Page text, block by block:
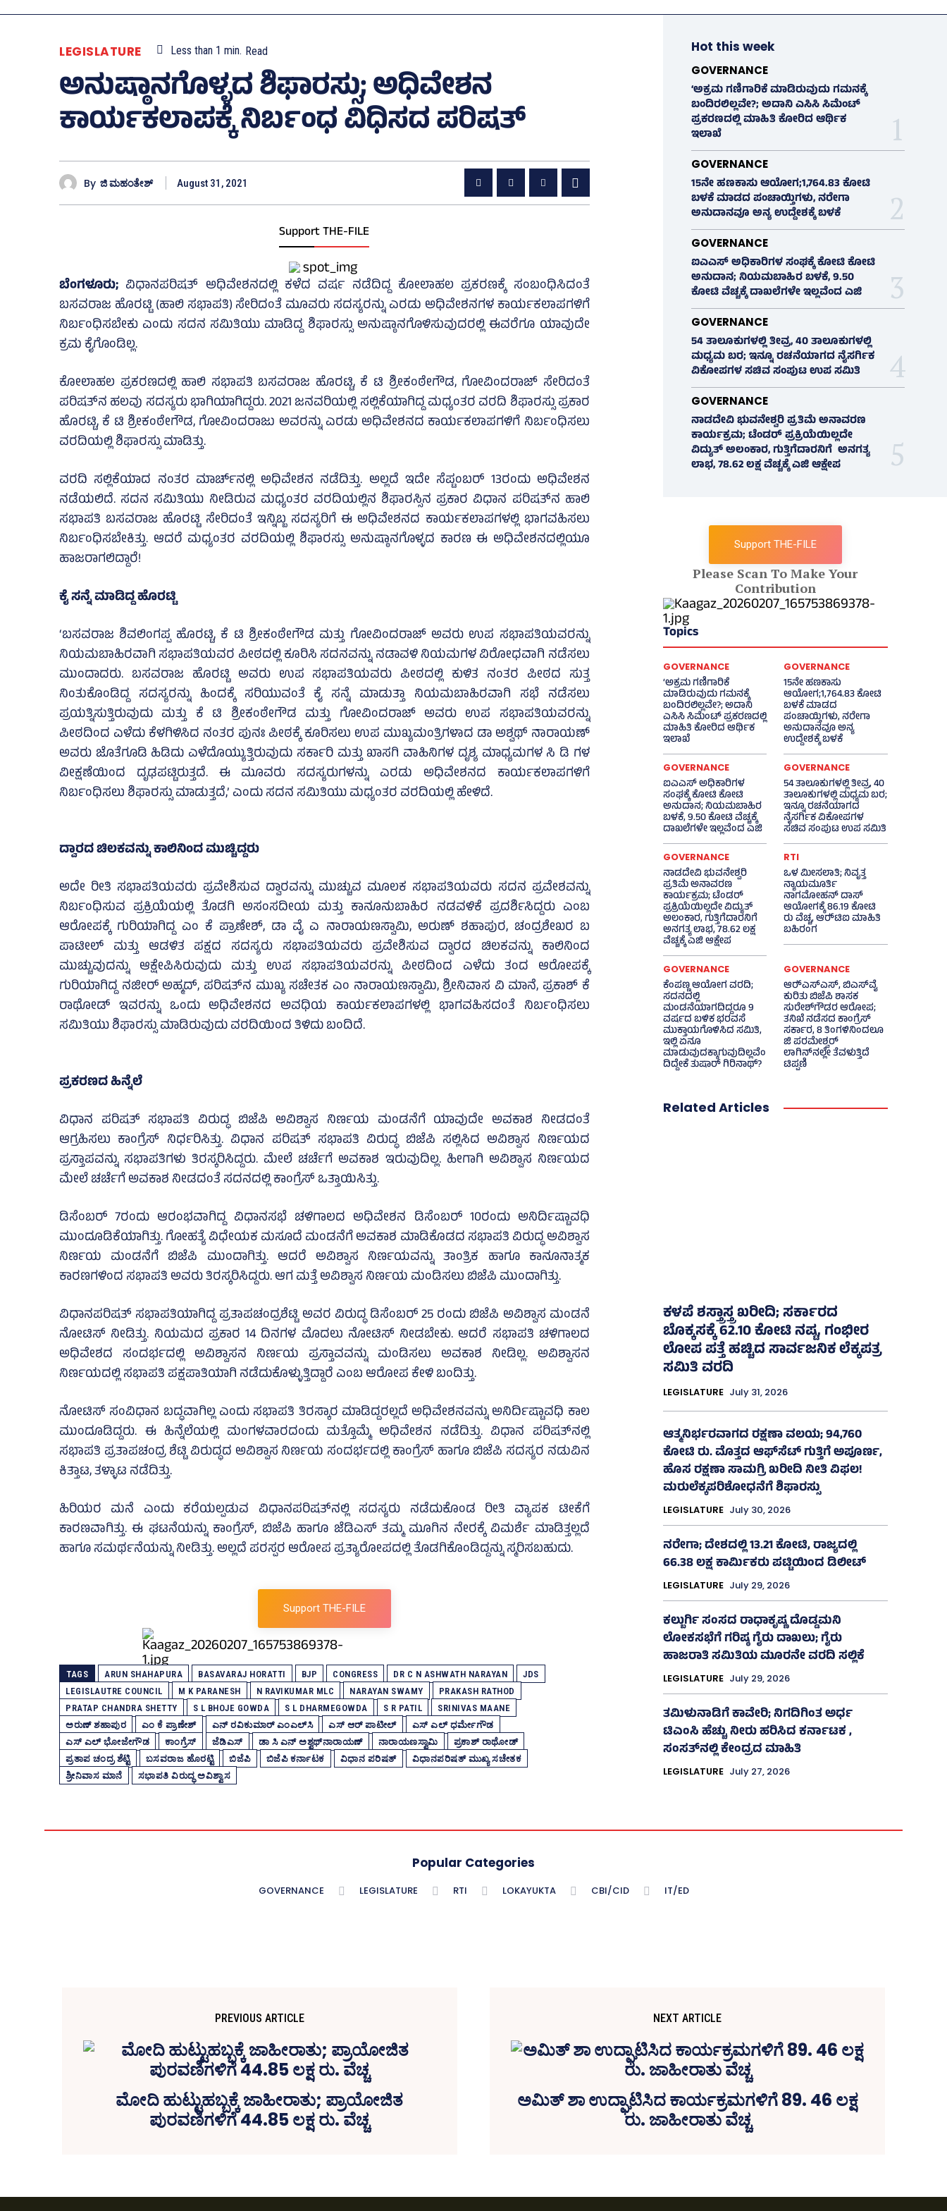
LEGISLATURE Less than 1 min. Read
ಅನುಷ್ಠಾನಗೊಳ್ಳದ ಶಿಫಾರಸ್ಸು; ಅಧಿವೇಶನ
ಕಾರ್ಯಕಲಾಪಕ್ಕೆ ನಿರ್ಬಂಧ ವಿಧಿಸದ ಪರಿಷತ್‌
By ಜಿ ಮಹಂತೇಶ್ August 31, 2021
Support THE-FILE
ಬೆಂಗಳೂರು; ವಿಧಾನಪರಿಷತ್‌ ಅಧಿವೇಶನದಲ್ಲಿ ಕಳೆದ ವರ್ಷ ನಡೆದಿದ್ದ ಕೋಲಾಹಲ ಪ್ರಕರಣಕ್ಕೆ ಸಂಬಂಧಿಸಿದಂತೆ
ಬಸವರಾಜ ಹೊರಟ್ಟಿ (ಹಾಲಿ ಸಭಾಪತಿ) ಸೇರಿದಂತೆ ಮೂವರು ಸದಸ್ಯರನ್ನು ಎರಡು ಅಧಿವೇಶನಗಳ ಕಾರ್ಯಕಲಾಪಗಳಿಗೆ
ನಿರ್ಬಂಧಿಸಬೇಕು ಎಂದು ಸದನ ಸಮಿತಿಯು ಮಾಡಿದ್ದ ಶಿಫಾರಸ್ಸು ಅನುಷ್ಠಾನಗೊಳಿಸುವುದರಲ್ಲಿ ಈವರೆಗೂ ಯಾವುದೇ
ಕ್ರಮ ಕೈಗೊಂಡಿಲ್ಲ.
ಕೋಲಾಹಲ ಪ್ರಕರಣದಲ್ಲಿ ಹಾಲಿ ಸಭಾಪತಿ ಬಸವರಾಜ ಹೊರಟ್ಟಿ, ಕೆ ಟಿ ಶ್ರೀಕಂಠೇಗೌಡ, ಗೋವಿಂದರಾಜ್‌ ಸೇರಿದಂತೆ
ಪರಿಷತ್‌ನ ಹಲವು ಸದಸ್ಯರು ಭಾಗಿಯಾಗಿದ್ದರು. 2021 ಜನವರಿಯಲ್ಲಿ ಸಲ್ಲಿಕೆಯಾಗಿದ್ದ ಮಧ್ಯಂತರ ವರದಿ ಶಿಫಾರಸ್ಸು ಪ್ರಕಾರ
ಹೊರಟ್ಟಿ, ಕೆ ಟಿ ಶ್ರೀಕಂಠೇಗೌಡ, ಗೋವಿಂದರಾಜು ಅವರನ್ನು ಎರಡು ಅಧಿವೇಶನದ ಕಾರ್ಯಕಲಾಪಗಳಿಗೆ ನಿರ್ಬಂಧಿಸಲು
ವರದಿಯಲ್ಲಿ ಶಿಫಾರಸ್ಸು ಮಾಡಿತ್ತು.
ವರದಿ ಸಲ್ಲಿಕೆಯಾದ ನಂತರ ಮಾರ್ಚ್‌ನಲ್ಲಿ ಅಧಿವೇಶನ ನಡೆದಿತ್ತು. ಅಲ್ಲದೆ ಇದೇ ಸೆಪ್ಟಂಬರ್‌ 13ರಂದು ಅಧಿವೇಶನ
ನಡೆಯಲಿದೆ. ಸದನ ಸಮಿತಿಯು ನೀಡಿರುವ ಮಧ್ಯಂತರ ವರದಿಯಲ್ಲಿನ ಶಿಫಾರಸ್ಸಿನ ಪ್ರಕಾರ ವಿಧಾನ ಪರಿಷತ್‌ನ ಹಾಲಿ
ಸಭಾಪತಿ ಬಸವರಾಜ ಹೊರಟ್ಟಿ ಸೇರಿದಂತೆ ಇನ್ನಿಬ್ಬ ಸದಸ್ಯರಿಗೆ ಈ ಅಧಿವೇಶನದ ಕಾರ್ಯಕಲಾಪಗಳಲ್ಲಿ ಭಾಗವಹಿಸಲು
ನಿರ್ಬಂಧಿಸಬೇಕಿತ್ತು. ಆದರೆ ಮಧ್ಯಂತರ ವರದಿಯಲ್ಲಿ ಶಿಫಾರಸ್ಸು ಅನುಷ್ಠಾನಗೊಳ್ಳದ ಕಾರಣ ಈ ಅಧಿವೇಶನದಲ್ಲಿಯೂ
ಹಾಜರಾಗಲಿದ್ದಾರೆ!
ಕೈ ಸನ್ನೆ ಮಾಡಿದ್ದ ಹೊರಟ್ಟಿ
‘ಬಸವರಾಜ ಶಿವಲಿಂಗಪ್ಪ ಹೊರಟ್ಟಿ, ಕೆ ಟಿ ಶ್ರೀಕಂಠೇಗೌಡ ಮತ್ತು ಗೋವಿಂದರಾಜ್ ಅವರು ಉಪ ಸಭಾಪತಿಯವರನ್ನು
ನಿಯಮಬಾಹಿರವಾಗಿ ಸಭಾಪತಿಯವರ ಪೀಠದಲ್ಲಿ ಕೂರಿಸಿ ಸದನವನ್ನು ನಡಾವಳಿ ನಿಯಮಗಳ ವಿರೋಧವಾಗಿ ನಡೆಸಲು
ಮುಂದಾದರು. ಬಸವರಾಜ ಹೊರಟ್ಟಿ ಅವರು ಉಪ ಸಭಾಪತಿಯವರು ಪೀಠದಲ್ಲಿ ಕುಳಿತ ನಂತರ ಪೀಠದ ಸುತ್ತ
ನಿಂತುಕೊಂಡಿದ್ದ ಸದಸ್ಯರನ್ನು ಹಿಂದಕ್ಕೆ ಸರಿಯುವಂತೆ ಕೈ ಸನ್ನೆ ಮಾಡುತ್ತಾ ನಿಯಮಬಾಹಿರವಾಗಿ ಸಭೆ ನಡೆಸಲು
ಪ್ರಯತ್ನಿಸುತ್ತಿರುವುದು ಮತ್ತು ಕೆ ಟಿ ಶ್ರೀಕಂಠೇಗೌಡ ಮತ್ತು ಗೋವಿಂದರಾಜ್‌ ಅವರು ಉಪ ಸಭಾಪತಿಯವರನ್ನು
ಪೀಠದಿಂದ ಎಳೆದು ಕೆಳಗಿಳಿಸಿದ ನಂತರ ಪುನಃ ಪೀಠಕ್ಕೆ ಕೂರಿಸಲು ಉಪ ಮುಖ್ಯಮಂತ್ರಿಗಳಾದ ಡಾ ಅಶ್ವಥ್‌ ನಾರಾಯಣ್‌
ಅವರು ಜೊತೆಗೂಡಿ ಹಿಡಿದು ಎಳೆದೊಯ್ಯುತ್ತಿರುವುದು ಸರ್ಕಾರಿ ಮತ್ತು ಖಾಸಗಿ ವಾಹಿನಿಗಳ ದೃಶ್ಯ ಮಾಧ್ಯಮಗಳ ಸಿ ಡಿ ಗಳ
ವೀಕ್ಷಣೆಯಿಂದ ದೃಢಪಟ್ಟಿರುತ್ತದೆ. ಈ ಮೂವರು ಸದಸ್ಯರುಗಳನ್ನು ಎರಡು ಅಧಿವೇಶನದ ಕಾರ್ಯಕಲಾಪಗಳಿಗೆ
ನಿರ್ಬಂಧಿಸಲು ಶಿಫಾರಸ್ಸು ಮಾಡುತ್ತದೆ,’ ಎಂದು ಸದನ ಸಮಿತಿಯು ಮಧ್ಯಂತರ ವರದಿಯಲ್ಲಿ ಹೇಳಿದೆ.
ದ್ವಾರದ ಚಿಲಕವನ್ನು ಕಾಲಿನಿಂದ ಮುಚ್ಚಿದ್ದರು
ಅದೇ ರೀತಿ ಸಭಾಪತಿಯವರು ಪ್ರವೇಶಿಸುವ ದ್ವಾರವನ್ನು ಮುಚ್ಚುವ ಮೂಲಕ ಸಭಾಪತಿಯವರು ಸದನ ಪ್ರವೇಶವನ್ನು
ನಿರ್ಬಂಧಿಸುವ ಪ್ರಕ್ರಿಯೆಯಲ್ಲಿ ತೊಡಗಿ ಅಸಂಸದೀಯ ಮತ್ತು ಕಾನೂನುಬಾಹಿರ ನಡವಳಿಕೆ ಪ್ರದರ್ಶಿಸಿದ್ದರು ಎಂಬ
ಆರೋಪಕ್ಕೆ ಗುರಿಯಾಗಿದ್ದ ಎಂ ಕೆ ಪ್ರಾಣೇಶ್‌, ಡಾ ವೈ ಎ ನಾರಾಯಣಸ್ವಾಮಿ, ಅರುಣ್‌ ಶಹಾಪುರ, ಚಂದ್ರಶೇಖರ ಬ
ಪಾಟೀಲ್‌ ಮತ್ತು ಆಡಳಿತ ಪಕ್ಷದ ಸದಸ್ಯರು ಸಭಾಪತಿಯವರು ಪ್ರವೇಶಿಸುವ ದ್ವಾರದ ಚಿಲಕವನ್ನು ಕಾಲಿನಿಂದ
ಮುಚ್ಚುವುದನ್ನು ಆಕ್ಷೇಪಿಸಿರುವುದು ಮತ್ತು ಉಪ ಸಭಾಪತಿಯವರನ್ನು ಪೀಠದಿಂದ ಎಳೆದು ತಂದ ಆರೋಪಕ್ಕೆ
ಗುರಿಯಾಗಿದ್ದ ನಜೀರ್‌ ಅಹ್ಮದ್, ಪರಿಷತ್‌ನ ಮುಖ್ಯ ಸಚೇತಕ ಎಂ ನಾರಾಯಣಸ್ವಾಮಿ, ಶ್ರೀನಿವಾಸ ವಿ ಮಾನೆ, ಪ್ರಕಾಶ್‌ ಕೆ
ರಾಥೋಡ್‌ ಇವರನ್ನು ಒಂದು ಅಧಿವೇಶನದ ಅವಧಿಯ ಕಾರ್ಯಕಲಾಪಗಳಲ್ಲಿ ಭಾಗವಹಿಸದಂತೆ ನಿರ್ಬಂಧಿಸಲು
ಸಮಿತಿಯು ಶಿಫಾರಸ್ಸು ಮಾಡಿರುವುದು ವರದಿಯಿಂದ ತಿಳಿದು ಬಂದಿದೆ.
ಪ್ರಕರಣದ ಹಿನ್ನೆಲೆ
ವಿಧಾನ ಪರಿಷತ್ ಸಭಾಪತಿ ವಿರುದ್ಧ ಬಿಜೆಪಿ ಅವಿಶ್ವಾಸ ನಿರ್ಣಯ ಮಂಡನೆಗೆ ಯಾವುದೇ ಅವಕಾಶ ನೀಡದಂತೆ
ಆಗ್ರಹಿಸಲು ಕಾಂಗ್ರೆಸ್ ನಿರ್ಧರಿಸಿತ್ತು. ವಿಧಾನ ಪರಿಷತ್ ಸಭಾಪತಿ ವಿರುದ್ಧ ಬಿಜೆಪಿ ಸಲ್ಲಿಸಿದ ಅವಿಶ್ವಾಸ ನಿರ್ಣಯದ
ಪ್ರಸ್ತಾಪವನ್ನು ಸಭಾಪತಿಗಳು ತಿರಸ್ಕರಿಸಿದ್ದರು. ಮೇಲೆ ಚರ್ಚೆಗೆ ಅವಕಾಶ ಇರುವುದಿಲ್ಲ. ಹೀಗಾಗಿ ಅವಿಶ್ವಾಸ ನಿರ್ಣಯದ
ಮೇಲೆ ಚರ್ಚೆಗೆ ಅವಕಾಶ ನೀಡದಂತೆ ಸದನದಲ್ಲಿ ಕಾಂಗ್ರೆಸ್‌ ಒತ್ತಾಯಿಸಿತ್ತು.
ಡಿಸೆಂಬರ್ 7ರಂದು ಆರಂಭವಾಗಿದ್ದ ವಿಧಾನಸಭೆ ಚಳಿಗಾಲದ ಅಧಿವೇಶನ ಡಿಸೆಂಬರ್ 10ರಂದು ಅನಿರ್ದಿಷ್ಟಾವಧಿ
ಮುಂದೂಡಿಕೆಯಾಗಿತ್ತು. ಗೋಹತ್ಯೆ ವಿಧೇಯಕ ಮಸೂದೆ ಮಂಡನೆಗೆ ಅವಕಾಶ ಮಾಡಿಕೊಡದ ಸಭಾಪತಿ ವಿರುದ್ಧ ಅವಿಶ್ವಾಸ
ನಿರ್ಣಯ ಮಂಡನೆಗೆ ಬಿಜೆಪಿ ಮುಂದಾಗಿತ್ತು. ಆದರೆ ಅವಿಶ್ವಾಸ ನಿರ್ಣಯವನ್ನು ತಾಂತ್ರಿಕ ಹಾಗೂ ಕಾನೂನಾತ್ಮಕ
ಕಾರಣಗಳಿಂದ ಸಭಾಪತಿ ಅವರು ತಿರಸ್ಕರಿಸಿದ್ದರು. ಆಗ ಮತ್ತೆ ಅವಿಶ್ವಾಸ ನಿರ್ಣಯ ಮಂಡಿಸಲು ಬಿಜೆಪಿ ಮುಂದಾಗಿತ್ತು.
ವಿಧಾನಪರಿಷತ್‌ ಸಭಾಪತಿಯಾಗಿದ್ದ ಪ್ರತಾಪಚಂದ್ರಶೆಟ್ಟಿ ಅವರ ವಿರುದ್ಧ ಡಿಸೆಂಬರ್ 25 ರಂದು ಬಿಜೆಪಿ ಅವಿಶ್ವಾಸ ಮಂಡನೆ
ನೋಟಿಸ್‌ ನೀಡಿತ್ತು. ನಿಯಮದ ಪ್ರಕಾರ 14 ದಿನಗಳ ಮೊದಲು ನೋಟಿಸ್‌ ನೀಡಬೇಕು. ಆದರೆ ಸಭಾಪತಿ ಚಳಿಗಾಲದ
ಅಧಿವೇಶದ ಸಂದರ್ಭದಲ್ಲಿ ಅವಿಶ್ವಾಸನ ನಿರ್ಣಯ ಪ್ರಸ್ತಾವವನ್ನು ಮಂಡಿಸಲು ಅವಕಾಶ ನೀಡಿಲ್ಲ. ಅವಿಶ್ವಾಸನ
ನಿರ್ಣಯದಲ್ಲಿ ಸಭಾಪತಿ ಪಕ್ಷಪಾತಿಯಾಗಿ ನಡೆದುಕೊಳ್ಳುತ್ತಿದ್ದಾರೆ ಎಂಬ ಆರೋಪ ಕೇಳಿ ಬಂದಿತ್ತು.
ನೋಟಿಸ್‌ ಸಂವಿಧಾನ ಬದ್ಧವಾಗಿಲ್ಲ ಎಂದು ಸಭಾಪತಿ ತಿರಸ್ಕಾರ ಮಾಡಿದ್ದರಲ್ಲದೆ ಅಧಿವೇಶನವನ್ನು ಅನಿರ್ದಿಷ್ಟಾವಧಿ ಕಾಲ
ಮುಂದೂಡಿದ್ದರು. ಈ ಹಿನ್ನೆಲೆಯಲ್ಲಿ ಮಂಗಳವಾರದಂದು ಮತ್ತೊಮ್ಮೆ ಅಧಿವೇಶನ ನಡೆದಿತ್ತು. ವಿಧಾನ ಪರಿಷತ್‌ನಲ್ಲಿ
ಸಭಾಪತಿ ಪ್ರತಾಪಚಂದ್ರ ಶೆಟ್ಟಿ ವಿರುದ್ಧದ ಅವಿಶ್ವಾಸ ನಿರ್ಣಯ ಸಂದರ್ಭದಲ್ಲಿ ಕಾಂಗ್ರೆಸ್ ಹಾಗೂ ಬಿಜೆಪಿ ಸದಸ್ಯರ ನಡುವಿನ
ಕಿತ್ತಾಟ, ತಳ್ಳಾಟ ನಡೆದಿತ್ತು.
ಹಿರಿಯರ ಮನೆ ಎಂದು ಕರೆಯಲ್ಪಡುವ ವಿಧಾನಪರಿಷತ್‌ನಲ್ಲಿ ಸದಸ್ಯರು ನಡೆದುಕೊಂಡ ರೀತಿ ವ್ಯಾಪಕ ಟೀಕೆಗೆ
ಕಾರಣವಾಗಿತ್ತು. ಈ ಘಟನೆಯನ್ನು ಕಾಂಗ್ರೆಸ್, ಬಿಜೆಪಿ ಹಾಗೂ ಜೆಡಿಎಸ್‌ ತಮ್ಮ ಮೂಗಿನ ನೇರಕ್ಕೆ ವಿಮರ್ಶೆ ಮಾಡಿತ್ತಲ್ಲದೆ
ಹಾಗೂ ಸಮರ್ಥನೆಯನ್ನು ನೀಡಿತ್ತು. ಅಲ್ಲದೆ ಪರಸ್ಪರ ಆರೋಪ ಪ್ರತ್ಯಾರೋಪದಲ್ಲಿ ತೊಡಗಿಕೊಂಡಿದ್ದನ್ನು ಸ್ಮರಿಸಬಹುದು.
Support THE-FILE
TAGS ARUN SHAHAPURA BASAVARAJ HORATTI BJP CONGRESS DR C N ASHWATH NARAYAN
JDS
LEGISLAUTRE COUNCIL
M K PARANESH N RAVIKUMAR MLC NARAYAN SWAMY
PRAKASH RATHOD
PRATAP CHANDRA SHETTY
S L BHOJE GOWDA S L DHARMEGOWDA S R PATIL
SRINIVAS MAANE
ಅರುಣ್‌ ಶಹಾಪುರ
ಎಂ ಕೆ ಪ್ರಾಣೇಶ್‌ ಎನ್‌ ರವಿಕುಮಾರ್‌ ಎಂಎಲ್‌ಸಿ ಎಸ್‌ ಆರ್‌ ಪಾಟೀಲ್‌
ಎಸ್‌ ಎಲ್ ಧರ್ಮೇಗೌಡ
ಎಸ್‌ ಎಲ್ ಭೋಜೇಗೌಡ
ಕಾಂಗ್ರೆಸ್‌ ಜೆಡಿಎಸ್‌ ಡಾ ಸಿ ಎನ್ ಅಶ್ವಥ್‌ನಾರಾಯಣ್ ನಾರಾಯಣಸ್ವಾಮಿ
ಪ್ರಕಾಶ್‌ ರಾಥೋಡ್‌
ಪ್ರತಾಪ ಚಂದ್ರ ಶೆಟ್ಟಿ
ಬಸವರಾಜ ಹೊರಟ್ಟಿ ಬಿಜೆಪಿ ಬಿಜೆಪಿ ಕರ್ನಾಟಕ ವಿಧಾನ ಪರಿಷತ್‌
ವಿಧಾನಪರಿಷತ್‌ ಮುಖ್ಯ ಸಚೇತಕ
ಶ್ರೀನಿವಾಸ ಮಾನೆ
ಸಭಾಪತಿ ವಿರುದ್ಧ ಅವಿಶ್ವಾಸ
Hot this week
GOVERNANCE
‘ಅಕ್ರಮ ಗಣಿಗಾರಿಕೆ ಮಾಡಿರುವುದು ಗಮನಕ್ಕೆ
ಬಂದಿರಲಿಲ್ಲವೇ?; ಅದಾನಿ ಎಸಿಸಿ ಸಿಮೆಂಟ್
ಪ್ರಕರಣದಲ್ಲಿ ಮಾಹಿತಿ ಕೋರಿದ ಆರ್ಥಿಕ
ಇಲಾಖೆ
GOVERNANCE
15ನೇ ಹಣಕಾಸು ಆಯೋಗ;1,764.83 ಕೋಟಿ
ಬಳಕೆ ಮಾಡದ ಪಂಚಾಯ್ತಿಗಳು, ನರೇಗಾ
ಅನುದಾನವೂ ಅನ್ಯ ಉದ್ದೇಶಕ್ಕೆ ಬಳಕೆ
GOVERNANCE
ಐಎಎಸ್‌ ಅಧಿಕಾರಿಗಳ ಸಂಘಕ್ಕೆ ಕೋಟಿ ಕೋಟಿ
ಅನುದಾನ; ನಿಯಮಬಾಹಿರ ಬಳಕೆ, 9.50
ಕೋಟಿ ವೆಚ್ಚಕ್ಕೆ ದಾಖಲೆಗಳೇ ಇಲ್ಲವೆಂದ ಎಜಿ
GOVERNANCE
54 ತಾಲೂಕುಗಳಲ್ಲಿ ತೀವ್ರ, 40 ತಾಲೂಕುಗಳಲ್ಲಿ
ಮಧ್ಯಮ ಬರ; ಇನ್ನೂ ರಚನೆಯಾಗದ ನೈಸರ್ಗಿಕ
ವಿಕೋಪಗಳ ಸಚಿವ ಸಂಪುಟ ಉಪ ಸಮಿತಿ
GOVERNANCE
ನಾಡದೇವಿ ಭುವನೇಶ್ವರಿ ಪ್ರತಿಮೆ ಅನಾವರಣ
ಕಾರ್ಯಕ್ರಮ; ಟೆಂಡರ್ ಪ್ರಕ್ರಿಯೆಯಿಲ್ಲದೇ
ವಿದ್ಯುತ್‌ ಅಲಂಕಾರ, ಗುತ್ತಿಗೆದಾರನಿಗೆ ಅನಗತ್ಯ
ಲಾಭ, 78.62 ಲಕ್ಷ ವೆಚ್ಚಕ್ಕೆ ಎಜಿ ಆಕ್ಷೇಪ
Support THE-FILE
Please Scan To Make Your
Contribution
Topics
GOVERNANCE
‘ಅಕ್ರಮ ಗಣಿಗಾರಿಕೆ
ಮಾಡಿರುವುದು ಗಮನಕ್ಕೆ
ಬಂದಿರಲಿಲ್ಲವೇ?; ಅದಾನಿ
ಎಸಿಸಿ ಸಿಮೆಂಟ್ ಪ್ರಕರಣದಲ್ಲಿ
ಮಾಹಿತಿ ಕೋರಿದ ಆರ್ಥಿಕ
ಇಲಾಖೆ
GOVERNANCE
15ನೇ ಹಣಕಾಸು
ಆಯೋಗ;1,764.83 ಕೋಟಿ
ಬಳಕೆ ಮಾಡದ
ಪಂಚಾಯ್ತಿಗಳು, ನರೇಗಾ
ಅನುದಾನವೂ ಅನ್ಯ
ಉದ್ದೇಶಕ್ಕೆ ಬಳಕೆ
GOVERNANCE
ಐಎಎಸ್‌ ಅಧಿಕಾರಿಗಳ
ಸಂಘಕ್ಕೆ ಕೋಟಿ ಕೋಟಿ
ಅನುದಾನ; ನಿಯಮಬಾಹಿರ
ಬಳಕೆ, 9.50 ಕೋಟಿ ವೆಚ್ಚಕ್ಕೆ
ದಾಖಲೆಗಳೇ ಇಲ್ಲವೆಂದ ಎಜಿ
GOVERNANCE
54 ತಾಲೂಕುಗಳಲ್ಲಿ ತೀವ್ರ, 40
ತಾಲೂಕುಗಳಲ್ಲಿ ಮಧ್ಯಮ ಬರ;
ಇನ್ನೂ ರಚನೆಯಾಗದ
ನೈಸರ್ಗಿಕ ವಿಕೋಪಗಳ
ಸಚಿವ ಸಂಪುಟ ಉಪ ಸಮಿತಿ
GOVERNANCE
ನಾಡದೇವಿ ಭುವನೇಶ್ವರಿ
ಪ್ರತಿಮೆ ಅನಾವರಣ
ಕಾರ್ಯಕ್ರಮ; ಟೆಂಡರ್
ಪ್ರಕ್ರಿಯೆಯಿಲ್ಲದೇ ವಿದ್ಯುತ್‌
ಅಲಂಕಾರ, ಗುತ್ತಿಗೆದಾರನಿಗೆ
ಅನಗತ್ಯ ಲಾಭ, 78.62 ಲಕ್ಷ
ವೆಚ್ಚಕ್ಕೆ ಎಜಿ ಆಕ್ಷೇಪ
RTI
ಒಳ ಮೀಸಲಾತಿ; ನಿವೃತ್ತ
ನ್ಯಾಯಮೂರ್ತಿ
ನಾಗಮೋಹನ್ ದಾಸ್
ಆಯೋಗಕ್ಕೆ 86.19 ಕೋಟಿ
ರು ವೆಚ್ಚ, ಆರ್‍‌ಟಿಐ ಮಾಹಿತಿ
ಬಹಿರಂಗ
GOVERNANCE
ಕೆಂಪಣ್ಣ ಆಯೋಗ ವರದಿ;
ಸದನದಲ್ಲಿ
ಮಂಡನೆಯಾಗದಿದ್ದರೂ 9
ವರ್ಷದ ಬಳಿಕ ಭರವಸೆ
ಮುಕ್ತಾಯಗೊಳಿಸಿದ ಸಮಿತಿ,
ಇಲ್ಲಿ ಏನೂ
ಮಾಡುವುದಕ್ಕಾಗುವುದಿಲ್ಲವೆಂ
ದಿದ್ದೇಕೆ ತುಷಾರ್ ಗಿರಿನಾಥ್?
GOVERNANCE
ಆರ್‍‌ಎಸ್‌ಎಸ್‌, ಬಿಎಸ್‌ವೈ
ಕುರಿತು ಬಿಜೆಪಿ ಶಾಸಕ
ಸುರೇಶ್‌ಗೌಡರ ಆರೋಪ;
ತನಿಖೆ ನಡೆಸದ ಕಾಂಗ್ರೆಸ್‌
ಸರ್ಕಾರ, 8 ತಿಂಗಳಿನಿಂದಲೂ
ಜಿ ಪರಮೇಶ್ವರ್
ಲಾಗಿನ್‌ನಲ್ಲೇ ತೆವಳುತ್ತಿದೆ
ಟಿಪ್ಪಣಿ
Related Articles
ಕಳಪೆ ಶಸ್ತ್ರಾಸ್ತ್ರ ಖರೀದಿ; ಸರ್ಕಾರದ
ಬೊಕ್ಕಸಕ್ಕೆ 62.10 ಕೋಟಿ ನಷ್ಟ, ಗಂಭೀರ
ಲೋಪ ಪತ್ತೆ ಹಚ್ಚಿದ ಸಾರ್ವಜನಿಕ ಲೆಕ್ಕಪತ್ರ
ಸಮಿತಿ ವರದಿ
LEGISLATURE July 31, 2026
ಆತ್ಮನಿರ್ಭರವಾಗದ ರಕ್ಷಣಾ ವಲಯ; 94,760
ಕೋಟಿ ರು. ಮೊತ್ತದ ಆಫ್‌ಸೆಟ್ ಗುತ್ತಿಗೆ ಅಪೂರ್ಣ,
ಹೊಸ ರಕ್ಷಣಾ ಸಾಮಗ್ರಿ ಖರೀದಿ ನೀತಿ ವಿಫಲ!
ಮರುಲೆಕ್ಕಪರಿಶೋಧನೆಗೆ ಶಿಫಾರಸ್ಸು
LEGISLATURE July 30, 2026
ನರೇಗಾ; ದೇಶದಲ್ಲಿ 13.21 ಕೋಟಿ, ರಾಜ್ಯದಲ್ಲಿ
66.38 ಲಕ್ಷ ಕಾರ್ಮಿಕರು ಪಟ್ಟಿಯಿಂದ ಡಿಲೀಟ್
LEGISLATURE July 29, 2026
ಕಲ್ಬುರ್ಗಿ ಸಂಸದ ರಾಧಾಕೃಷ್ಣ ದೊಡ್ಡಮನಿ
ಲೋಕಸಭೆಗೆ ಗರಿಷ್ಠ ಗೈರು ದಾಖಲು; ಗೈರು
ಹಾಜರಾತಿ ಸಮಿತಿಯ ಮೂರನೇ ವರದಿ ಸಲ್ಲಿಕೆ
LEGISLATURE July 29, 2026
ತಮಿಳುನಾಡಿಗೆ ಕಾವೇರಿ; ನಿಗದಿಗಿಂತ ಅರ್ಧ
ಟಿಎಂಸಿ ಹೆಚ್ಚು ನೀರು ಹರಿಸಿದ ಕರ್ನಾಟಕ ,
ಸಂಸತ್‌ನಲ್ಲಿ ಕೇಂದ್ರದ ಮಾಹಿತಿ
LEGISLATURE July 27, 2026
Popular Categories
GOVERNANCE LEGISLATURE RTI LOKAYUKTA CBI/CID IT/ED
PREVIOUS ARTICLE
ಮೋದಿ ಹುಟ್ಟುಹಬ್ಬಕ್ಕೆ ಜಾಹೀರಾತು; ಪ್ರಾಯೋಜಿತ
ಪುರವಣಿಗಳಿಗೆ 44.85 ಲಕ್ಷ ರು. ವೆಚ್ಚ
NEXT ARTICLE
ಅಮಿತ್‌ ಶಾ ಉದ್ಘಾಟಿಸಿದ ಕಾರ್ಯಕ್ರಮಗಳಿಗೆ 89. 46 ಲಕ್ಷ
ರು. ಜಾಹೀರಾತು ವೆಚ್ಚ